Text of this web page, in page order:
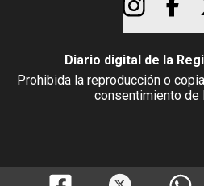
Diario digital de la
Prohibida la reproducción o
consentimiento de